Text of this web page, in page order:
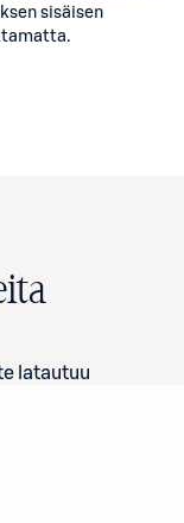
sisäisen
latautuu